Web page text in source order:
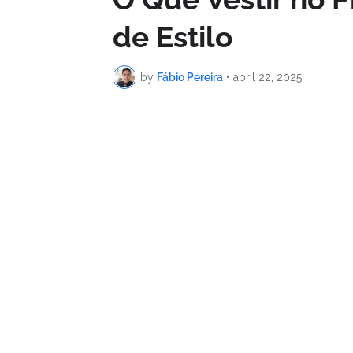
de Estilo
by Fábio Pereira • abril 22, 2025